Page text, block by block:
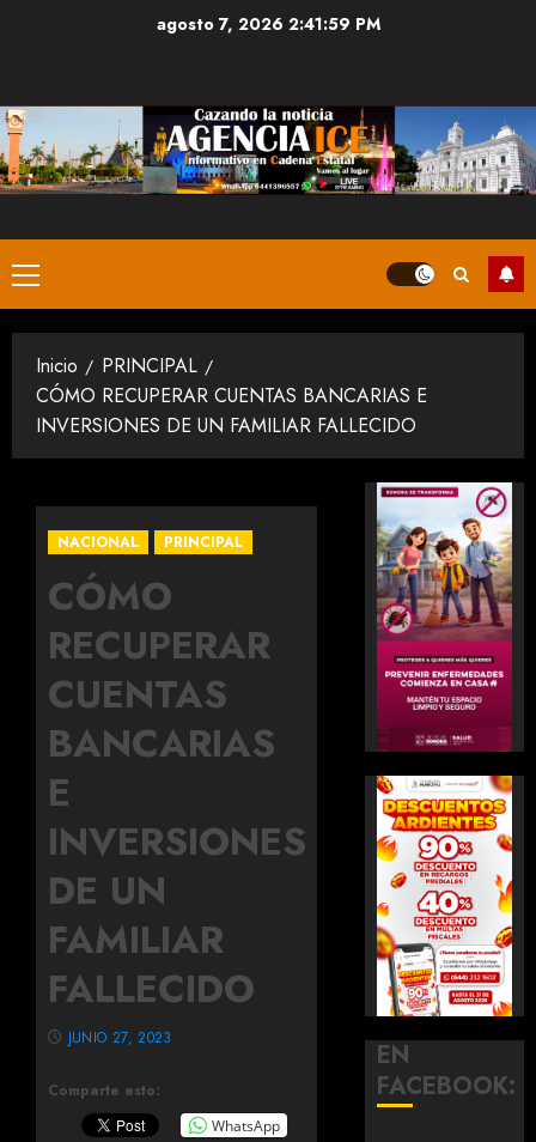
agosto 7, 2026 2:41:59 PM
Menú
principal
Inicio
PRINCIPAL
CÓMO RECUPERAR CUENTAS BANCARIAS E
INVERSIONES DE UN FAMILIAR FALLECIDO
NACIONAL PRINCIPAL
CÓMO
RECUPERAR
CUENTAS
BANCARIAS
E
INVERSIONES
DE UN
FAMILIAR
FALLECIDO
Comparte esto:
WhatsApp
JUNIO 27, 2023
EN
FACEBOOK: